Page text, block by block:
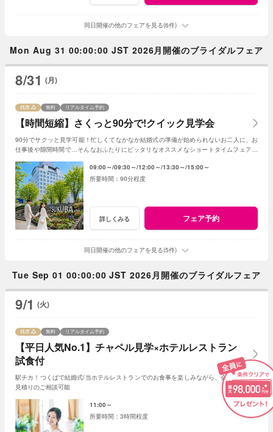
同日開催の他のフェアを見る(6件)
Mon Aug 31 00:00:00 JST 2026月開催のブライダルフェア
8/31 (月)
【時間短縮】さくっと90分で!クイック見学会
残席 無料 リアルタイム予約
90分でサクッと見学可能！忙しくてなかなか結婚式の準備が始められないお二人に、お
仕事後や隙間時間で…そんなおふたりにピッタリなオススメなショートタイムフェアで
09:00～ 09:30～ 12:00～ 13:30～ 15:00～
90分程度
詳しくみる フェア予約
同日開催の他のフェアを見る(5件)
Tue Sep 01 00:00:00 JST 2026月開催のブライダルフェア
9/1 (火)
【平日人気No.1】チャペル見学×ホテルレストラン
試食付
残席 無料 リアルタイム予約
駅チカ！つくばで結婚式/当ホテルレストランでのお食事を楽しみながら、会場見学やお
見積りのご相談可能
11:00～
3時間程度